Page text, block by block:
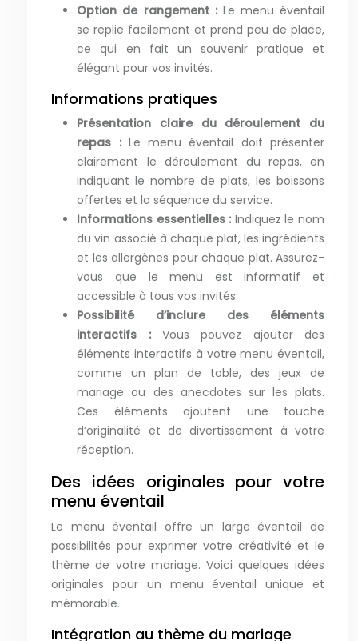
Option de rangement : Le menu éventail
se replie facilement et prend peu de place,
ce qui en fait un souvenir pratique et
élégant pour vos invités.
Informations pratiques
Présentation claire du déroulement du
repas : Le menu éventail doit présenter
clairement le déroulement du repas, en
indiquant le nombre de plats, les boissons
offertes et la séquence du service.
Informations essentielles : Indiquez le nom
du vin associé à chaque plat, les ingrédients
et les allergènes pour chaque plat. Assurez-
vous que le menu est informatif et
accessible à tous vos invités.
Possibilité d’inclure des éléments
interactifs :Vous pouvez ajouter des
éléments interactifs à votre menu éventail,
comme un plan de table, des jeux de
mariage ou des anecdotes sur les plats.
Ces éléments ajoutent une touche
d’originalité et de divertissement à votre
réception.
Des idées originales pour votre
menu éventail
Le menu éventail offre un large éventail de
possibilités pour exprimer votre créativité et le
thème de votre mariage. Voici quelques idées
originales pour un menu éventail unique et
mémorable.
Intégration au thème du mariage